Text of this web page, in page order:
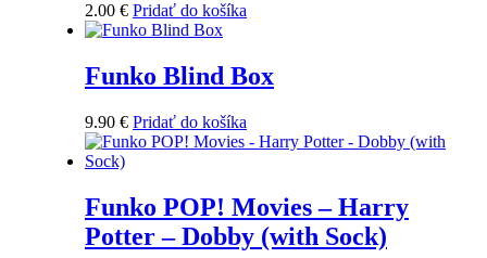
2.00 € Pridať do košíka
Funko Blind Box
9.90 € Pridať do košíka
Funko POP! Movies – Harry
Potter – Dobby (with Sock)